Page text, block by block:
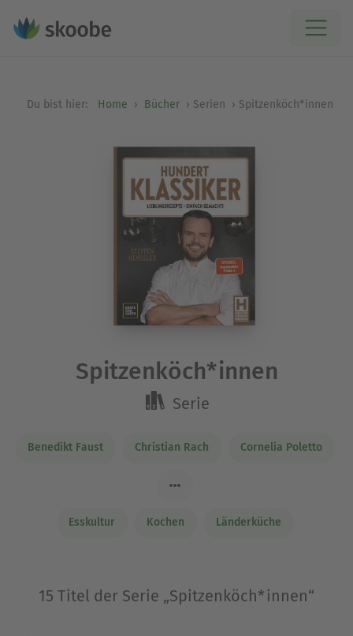
Du bist hier: Home Bücher Serien Spitzenköch*innen
Spitzenköch*innen
Serie
Benedikt Faust Christian Rach Cornelia Poletto
Esskultur Kochen Länderküche
15 Titel der Serie „Spitzenköch*innen“